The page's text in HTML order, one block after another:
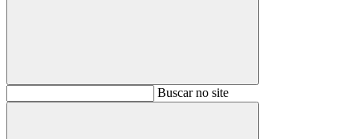
BuscarBuscar no site